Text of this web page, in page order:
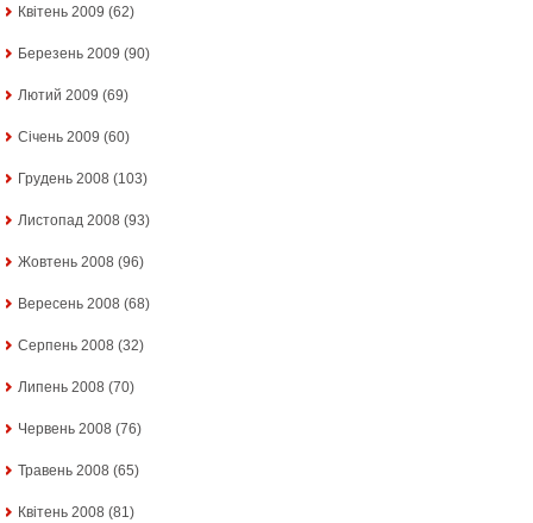
Квітень 2009 (62)
Березень 2009 (90)
Лютий 2009 (69)
Січень 2009 (60)
Грудень 2008 (103)
Листопад 2008 (93)
Жовтень 2008 (96)
Вересень 2008 (68)
Серпень 2008 (32)
Липень 2008 (70)
Червень 2008 (76)
Травень 2008 (65)
Квітень 2008 (81)